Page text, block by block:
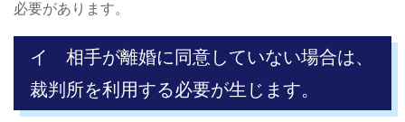
必要があります。
イ 相手が離婚に同意していない場合は、
裁判所を利用する必要が生じます。